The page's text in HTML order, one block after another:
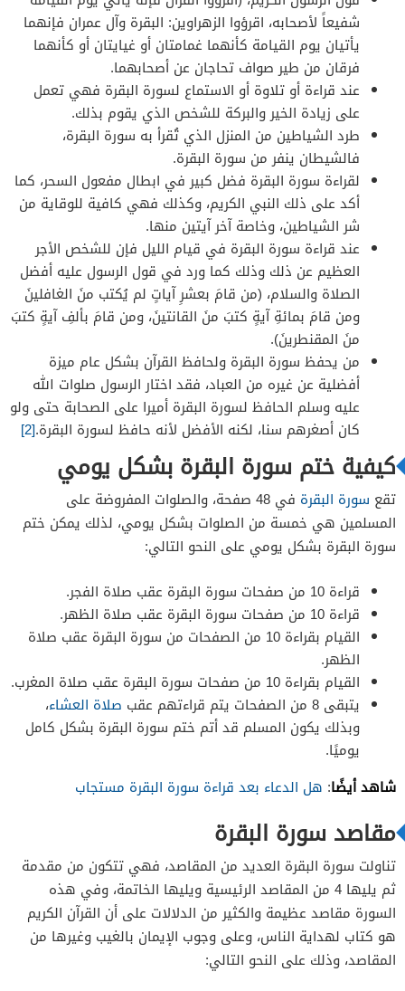
شفيعاً لأصحابه، اقرؤوا الزهراوين: البقرة وآل عمران فإنهما
يأتيان يوم القيامة كأنهما غمامتان أو غيايتان أو كأنهما
فرقان من طير صواف تحاجان عن أصحابهما.
عند قراءة أو تلاوة أو الاستماع لسورة البقرة فهي تعمل
على زيادة الخير والبركة للشخص الذي يقوم بذلك.
طرد الشياطين من المنزل الذي تُقرأ به سورة البقرة،
فالشيطان ينفر من سورة البقرة.
لقراءة سورة البقرة فضل كبير في ابطال مفعول السحر، كما
أكد على ذلك النبي الكريم، وكذلك فهي كافية للوقاية من
شر الشياطين، وخاصة آخر آيتين منها.
عند قراءة سورة البقرة في قيام الليل فإن للشخص الأجر
العظيم عن ذلك وذلك كما ورد في قول الرسول عليه أفضل
الصلاة والسلام، (من قامَ بعشرِ آياتٍ لم يُكتب منَ الغافلينَ
ومن قامَ بمائةِ آيةٍ كتبَ منَ القانتينَ، ومن قامَ بألفِ آيةٍ كتبَ
منَ المقنطرينَ).
من يحفظ سورة البقرة ولحافظ القرآن بشكل عام ميزة
أفضلية عن غيره من العباد، فقد اختار الرسول صلوات الله
عليه وسلم الحافظ لسورة البقرة أميرا على الصحابة حتى ولو
كان أصغرهم سنا، لكنه الأفضل لأنه حافظ لسورة البقرة.[2]
كيفية ختم سورة البقرة بشكل يومي
تقع سورة البقرة
في 48 صفحة، والصلوات المفروضة على
المسلمين هي خمسة من الصلوات بشكل يومي، لذلك يمكن ختم
سورة البقرة بشكل يومي على النحو التالي:
قراءة 10 من صفحات سورة البقرة عقب صلاة الفجر.
قراءة 10 من صفحات سورة البقرة عقب صلاة الظهر.
القيام بقراءة 10 من الصفحات من سورة البقرة عقب صلاة
الظهر.
القيام بقراءة 10 من صفحات سورة البقرة عقب صلاة المغرب.
يتبقى 8 من الصفحات يتم قراءتهم عقب
صلاة العشاء،
وبذلك يكون المسلم قد أتم ختم سورة البقرة بشكل كامل
يوميًا.
شاهد أيضًا: هل الدعاء بعد قراءة سورة البقرة مستجاب
مقاصد سورة البقرة
تناولت سورة البقرة العديد من المقاصد، فهي تتكون من مقدمة
ثم يليها 4 من المقاصد الرئيسية ويليها الخاتمة، وفي هذه
السورة مقاصد عظيمة والكثير من الدلالات على أن القرآن الكريم
هو كتاب لهداية الناس، وعلى وجوب الإيمان بالغيب وغيرها من
المقاصد، وذلك على النحو التالي: